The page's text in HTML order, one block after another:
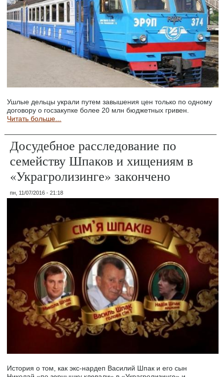
Ушлые дельцы украли путем завышения цен только по одному
договору о госзакупке более 20 млн бюджетных гривен.
Читать больше...
Досудебное расследование по
семейству Шпаков и хищениям в
«Украгролизинге» закончено
пн, 11/07/2016 - 21:18
История о том, как экс-нардеп Василий Шпак и его сын